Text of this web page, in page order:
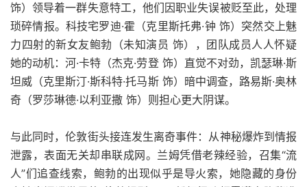
饰）领导着一群失意特工，他们因职业失误被贬至此，处理
琐碎情报。科技宅罗迪·霍（克里斯托弗·钟 饰）突然交上魅
力四射的新女友鲍勃（未知演员 饰），团队成员人人怀疑
她的动机：河·卡特（杰克·劳登 饰）直觉不对劲，凯瑟琳·斯
坦威（克里斯汀·斯科特·托马斯 饰）暗中调查，路易斯·奥林
奇（罗莎琳德·以利亚撒 饰）则担心更大阴谋。
与此同时，伦敦街头接连发生离奇事件：从神秘爆炸到情报
泄露，表面无关却串联成网。兰姆凭借老辣经验，召集“流
人”们追查线索，鲍勃的出现似乎是导火索，她隐藏的身份